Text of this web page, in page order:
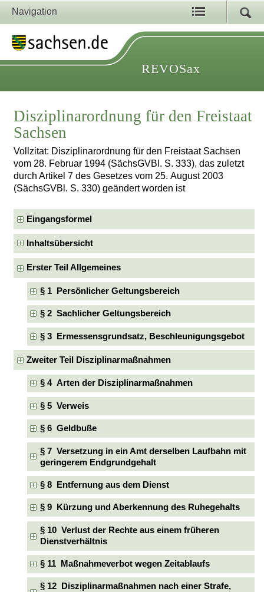
Navigation
REVOSax
Disziplinarordnung für den Freistaat
Sachsen
Vollzitat: Disziplinarordnung für den Freistaat Sachsen
vom 28. Februar 1994 (SächsGVBl. S. 333), das zuletzt
durch Artikel 7 des Gesetzes vom 25. August 2003
(SächsGVBl. S. 330) geändert worden ist
Eingangsformel
Inhaltsübersicht
Erster Teil Allgemeines
§ 1 Persönlicher Geltungsbereich
§ 2 Sachlicher Geltungsbereich
§ 3 Ermessensgrundsatz, Beschleunigungsgebot
Zweiter Teil Disziplinarmaßnahmen
§ 4 Arten der Disziplinarmaßnahmen
§ 5 Verweis
§ 6 Geldbuße
§ 7 Versetzung in ein Amt derselben Laufbahn mit
geringerem Endgrundgehalt
§ 8 Entfernung aus dem Dienst
§ 9 Kürzung und Aberkennung des Ruhegehalts
§ 10 Verlust der Rechte aus einem früheren
Dienstverhältnis
§ 11 Maßnahmeverbot wegen Zeitablaufs
§ 12 Disziplinarmaßnahmen nach einer Strafe,